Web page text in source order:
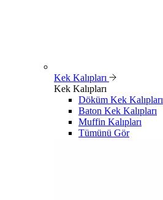
Kek Kalıpları
Kek Kalıpları
Döküm Kek Kalıpları
Baton Kek Kalıpları
Muffin Kalıpları
Tümünü Gör